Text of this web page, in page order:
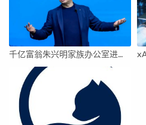
千亿富翁朱兴明家族办公室进军VC圈